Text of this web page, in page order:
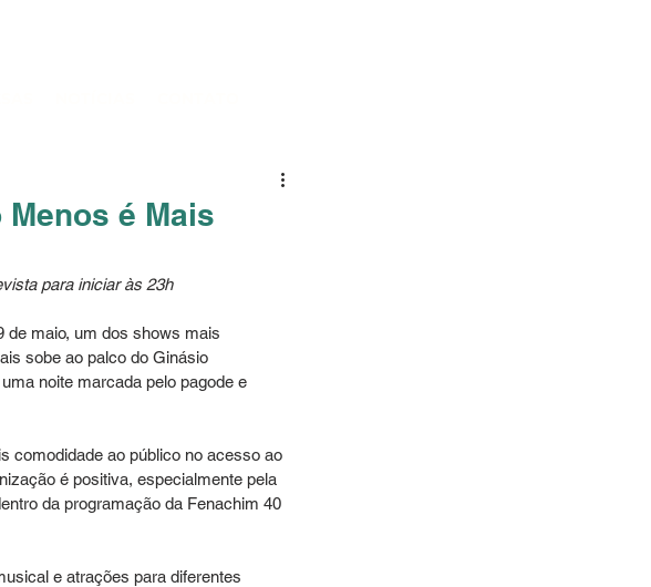
é Mais
para iniciar às 23h
de maio, um dos shows mais
sobe ao palco do Ginásio
noite marcada pelo pagode e
comodidade ao público no acesso ao
é positiva, especialmente pela
da programação da Fenachim 40
e atrações para diferentes